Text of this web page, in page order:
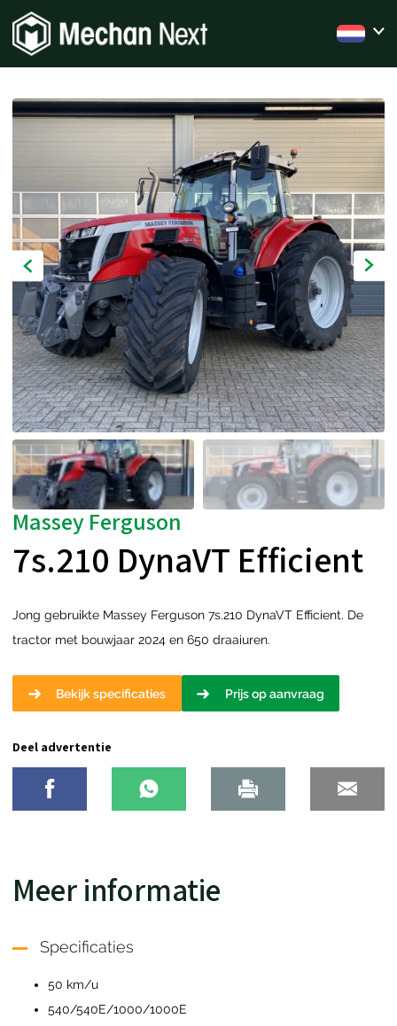
Massey Ferguson
7s.210 DynaVT Efficient
Jong gebruikte Massey Ferguson 7s.210 DynaVT Efficient. De
tractor met bouwjaar 2024 en 650 draaiuren.
Bekijk specificaties Prijs op aanvraag
Deel advertentie
Meer informatie
Specificaties
50 km/u
540/540E/1000/1000E